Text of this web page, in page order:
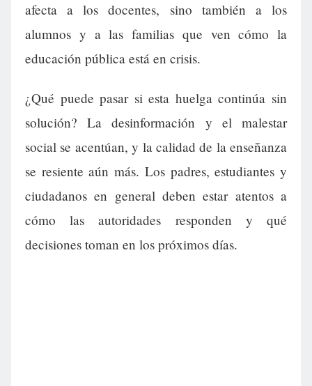
afecta a los docentes, sino también a los
alumnos y a las familias que ven cómo la
educación pública está en crisis.
¿Qué puede pasar si esta huelga continúa sin
solución? La desinformación y el malestar
social se acentúan, y la calidad de la enseñanza
se resiente aún más. Los padres, estudiantes y
ciudadanos en general deben estar atentos a
cómo las autoridades responden y qué
decisiones toman en los próximos días.